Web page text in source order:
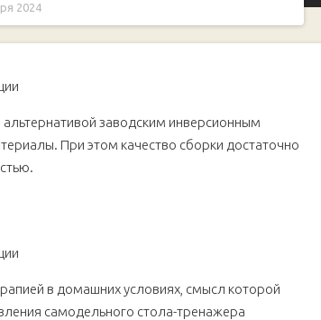
2024
заводским инверсионным
При этом качество сборки достаточно
в домашних условиях, смысл которой
самодельного стола-тренажера